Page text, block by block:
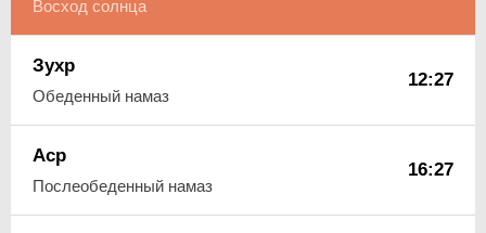
Восход солнца
Зухр
Обеденный намаз
12:27
Аср
Послеобеденный намаз
16:27